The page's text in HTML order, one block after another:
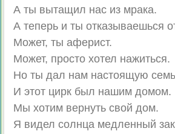
А ты вытащил нас из мрака.
А теперь и ты отказываешься
Может, ты аферист.
Может, просто хотел нажиться.
Но ты дал нам настоящую
И этот цирк был нашим домом.
Мы хотим вернуть свой дом.
Я видел солнца медленный